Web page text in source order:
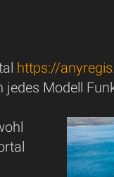
https://
Modell